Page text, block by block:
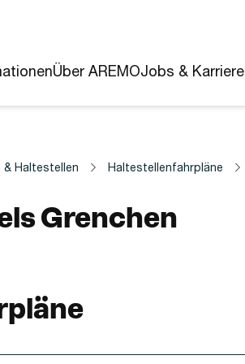
Über AREMOJobs & Karriere
& Haltestellen Haltestellenfahrpläne
Grenchen